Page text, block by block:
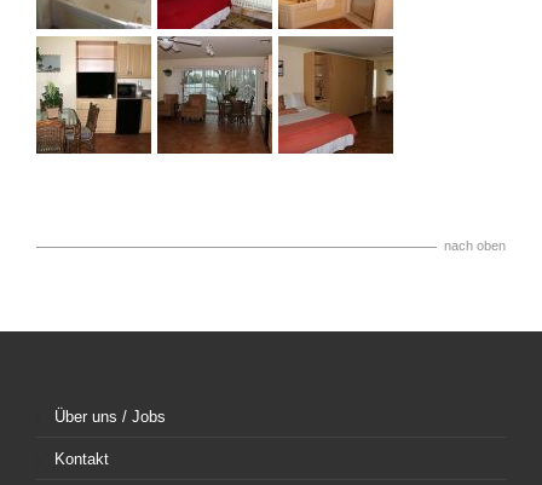
nach oben
Über uns / Jobs
Kontakt